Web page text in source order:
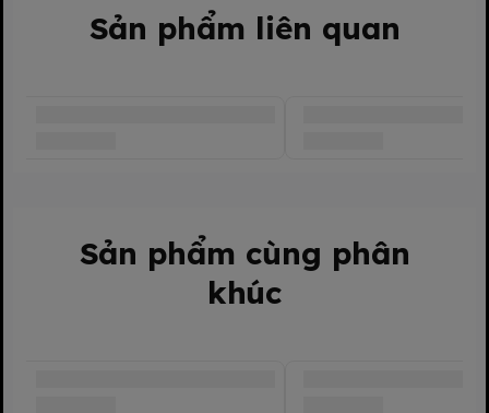
Sản phẩm liên quan
Sản phẩm cùng phân
khúc